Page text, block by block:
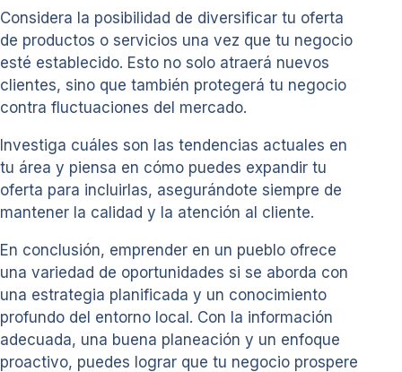
Considera la posibilidad de diversificar tu oferta
de productos o servicios una vez que tu negocio
esté establecido. Esto no solo atraerá nuevos
clientes, sino que también protegerá tu negocio
contra fluctuaciones del mercado.
Investiga cuáles son las tendencias actuales en
tu área y piensa en cómo puedes expandir tu
oferta para incluirlas, asegurándote siempre de
mantener la calidad y la atención al cliente.
En conclusión, emprender en un pueblo ofrece
una variedad de oportunidades si se aborda con
una estrategia planificada y un conocimiento
profundo del entorno local. Con la información
adecuada, una buena planeación y un enfoque
proactivo, puedes lograr que tu negocio prospere